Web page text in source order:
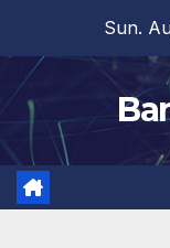
content
Sun.